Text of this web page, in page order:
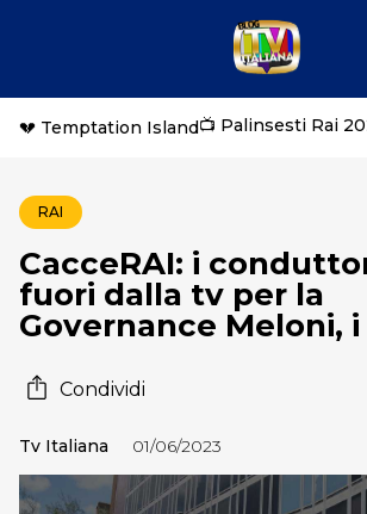
💔 Temptation Island📺 Palinsesti Rai
RAI
CacceRAI: i
fuori dalla tv per la
Governance Meloni,
Condividi
Tv Italiana 01/06/2023